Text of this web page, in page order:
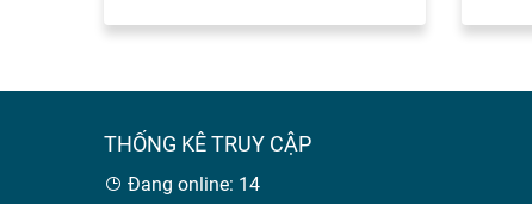
THỐNG KÊ TRUY CẬP
Đang online: 14